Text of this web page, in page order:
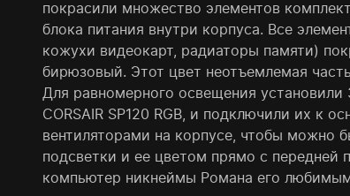
покрасили множество элементов
блока питания внутри корпуса. Все
кожухи видеокарт, радиаторы памяти)
бирюзовый. Этот цвет неотъемлемая
Для равномерного освещения установили
CORSAIR SP120 RGB, и подключили их к
вентиляторами на корпусе, чтобы можно
подсветки и ее цветом прямо с передней
компьютер никнеймы Романа его